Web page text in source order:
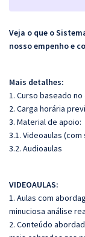
Veja o que o
nosso empenho e
Mais detalhes:
1. Curso baseado no
2. Carga horária
3. Material de apoio:
3.1. Videoaulas (com
3.2. Audioaulas
VIDEOAULAS:
1. Aulas com
minuciosa análise
2. Conteúdo